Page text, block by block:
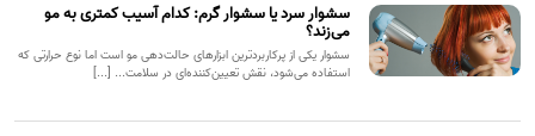
سشوار سرد یا سشوار گرم: کدام آسیب کمتری به مو
می‌زند؟
سشوار یکی از پرکاربردترین ابزارهای حالت‌دهی مو است اما نوع حرارتی که
استفاده می‌شود، نقش تعیین‌کننده‌ای در سلامت... [...]